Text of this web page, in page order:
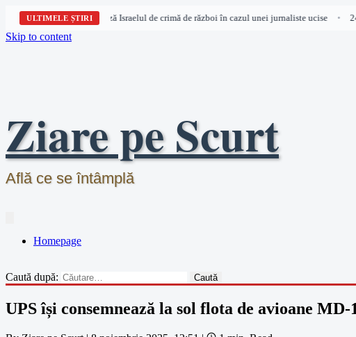
ULTIMELE ȘTIRI
drepturile omului acuză Israelul de crimă de război în cazul unei jurnaliste ucise • 24
Skip to content
Ziare pe Scurt
Află ce se întâmplă
Homepage
Caută după:
UPS își consemnează la sol flota de avioane